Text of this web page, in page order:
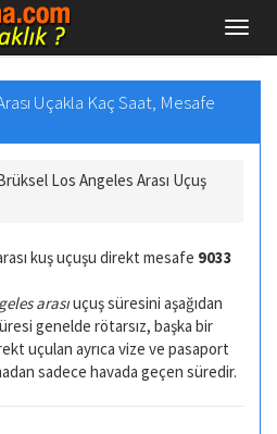
Uçakla Kaç Saat, Mesafe
Los Angeles Arası Uçuş
kuş uçuşu direkt mesafe 9033
arasıuçuş süresini aşağıdan
genelde rötarsız, başka bir
uçulan ayrıca vize ve pasaport
sadece havada geçen süredir.